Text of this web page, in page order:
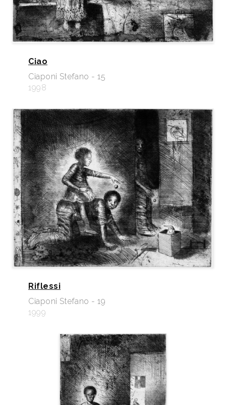
Ciao
Ciaponi Stefano - 15
1998
Riflessi
Ciaponi Stefano - 19
1999